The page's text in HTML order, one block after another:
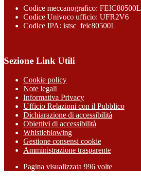
Codice meccanografico: FEIC80500L
Codice Univoco ufficio: UFR2V6
Codice IPA: istsc_feic80500L
Sezione Link Utili
Cookie policy
Note legali
Informativa Privacy
Ufficio Relazioni con il Pubblico
Dichiarazione di accessibilità
Obiettivi di accessibilità
Whistleblowing
Gestione consensi cookie
Amministrazione trasparente
Pagina visualizzata 996 volte